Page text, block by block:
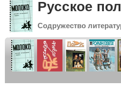
Русское
Содружество